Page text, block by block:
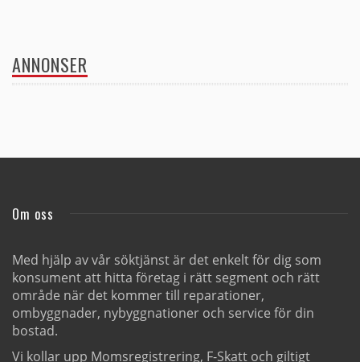
ANNONSER
Om oss
Med hjälp av vår söktjänst är det enkelt för dig som
konsument att hitta företag i rätt segment och rätt
område när det kommer till reparationer,
ombyggnader, nybyggnationer och service för din
bostad.
Vi kollar upp Momsregistrering, F-Skatt och giltigt